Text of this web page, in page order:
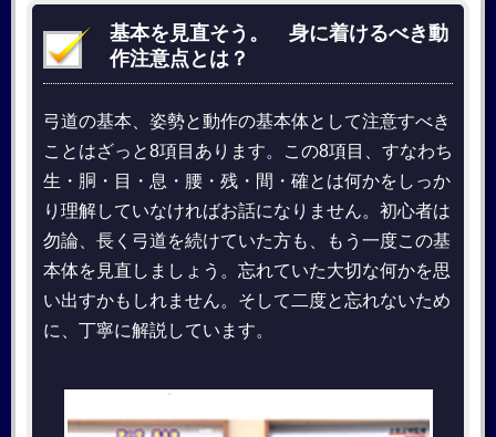
基本を見直そう。 身に着けるべき動
作注意点とは？
弓道の基本、姿勢と動作の基本体として注意すべき
ことはざっと8項目あります。この8項目、すなわち
生・胴・目・息・腰・残・間・確とは何かをしっか
り理解していなければお話になりません。初心者は
勿論、長く弓道を続けていた方も、もう一度この基
本体を見直しましょう。忘れていた大切な何かを思
い出すかもしれません。そして二度と忘れないため
に、丁寧に解説しています。